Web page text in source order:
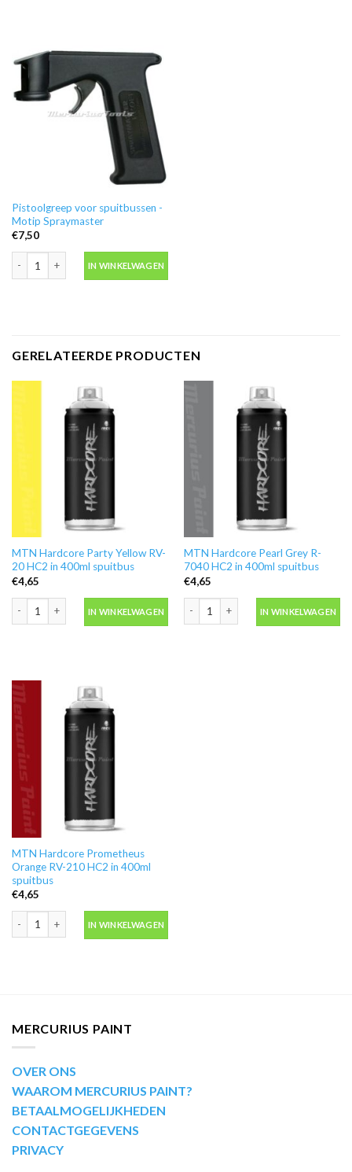
Pistoolgreep voor spuitbussen -
Motip Spraymaster
€7,50
IN WINKELWAGEN
GERELATEERDE PRODUCTEN
MTN Hardcore Party Yellow RV-
20 HC2 in 400ml spuitbus
€4,65
IN WINKELWAGEN
MTN Hardcore Pearl Grey R-
7040 HC2 in 400ml spuitbus
€4,65
IN WINKELWAGEN
MTN Hardcore Prometheus
Orange RV-210 HC2 in 400ml
spuitbus
€4,65
MTN Hardcore Prometheus Orange RV-210 HC2 in 400ml spuitbus aantal
IN WINKELWAGEN
MERCURIUS PAINT
OVER ONS
WAAROM MERCURIUS PAINT?
BETAALMOGELIJKHEDEN
CONTACTGEGEVENS
PRIVACY